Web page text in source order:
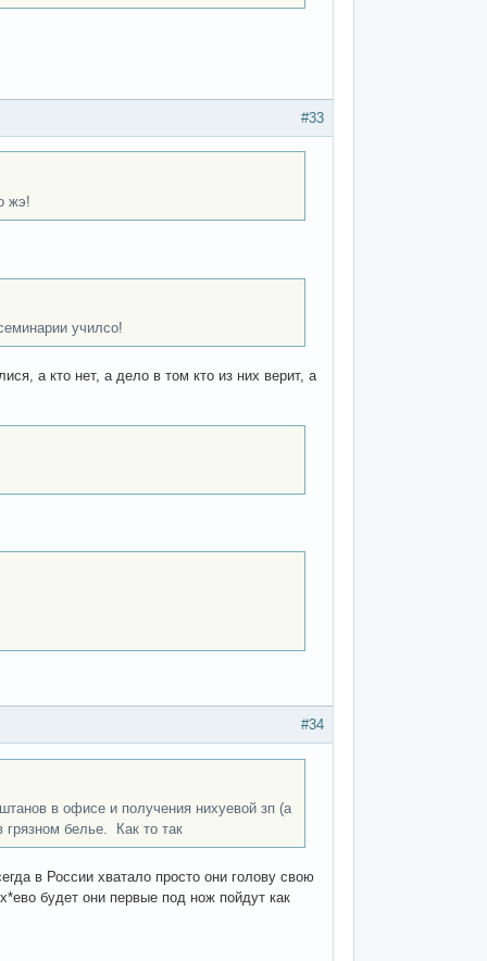
#33
жэ!
училсо!
а кто нет, а дело в том кто из них верит, а
#34
в офисе и получения нихуевой зп (а
белье. Как то так
в России хватало просто они голову свою
будет они первые под нож пойдут как